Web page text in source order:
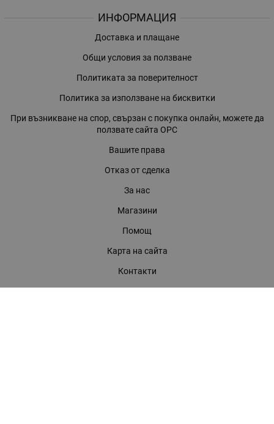
ИНФОРМАЦИЯ
Доставка и плащане
Общи условия за ползване
Политиката за поверителност
Политика за използване на бисквитки
При възникване на спор, свързан с покупка онлайн, можете да
ползвате сайта ОРС
Вашите права
Отказ от сделка
За нас
Магазини
Помощ
Карта на сайта
Контакти